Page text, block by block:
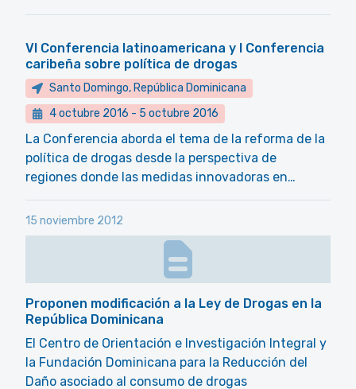
VI Conferencia latinoamericana y I Conferencia
caribeña sobre política de drogas
Santo Domingo, República Dominicana
4 octubre 2016 - 5 octubre 2016
La Conferencia aborda el tema de la reforma de la
política de drogas desde la perspectiva de
regiones donde las medidas innovadoras en…
15 noviembre 2012
Proponen modificación a la Ley de Drogas en la
República Dominicana
El Centro de Orientación e Investigación Integral y
la Fundación Dominicana para la Reducción del
Daño asociado al consumo de drogas